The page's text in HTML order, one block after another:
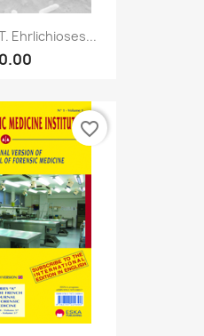
Ehrlichioses...
favorite_border